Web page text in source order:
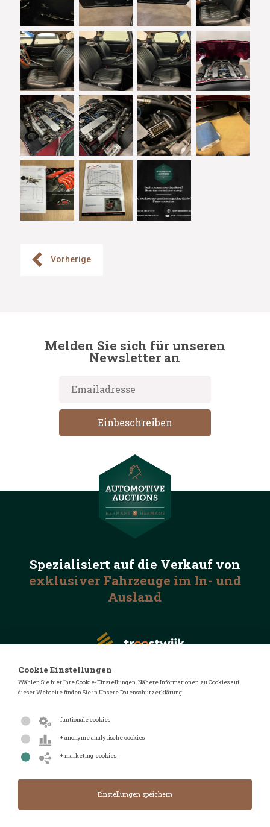
Vorherige
Melden Sie sich für unseren
Newsletter an
Spezialisiert auf die Verkauf von
exklusiver Fahrzeuge im In- und
Ausland
© 2026 Automotive Auctions
Cookie Einstellungen
Wählen Sie hier Ihre Cookie-Einstellungen. Nähere Informationen zu Cookies auf
dieser Webseite finden Sie in Unsere Datenschutzerklärung.
funtionale cookies
+ anonyme analytische cookies
+ marketing-cookies